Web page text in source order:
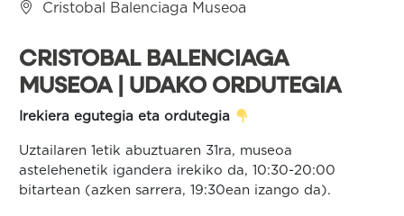
Cristobal Balenciaga Museoa
CRISTOBAL BALENCIAGA
MUSEOA | UDAKO ORDUTEGIA
Irekiera egutegia eta ordutegia
Uztailaren 1etik abuztuaren 31ra, museoa
astelehenetik igandera irekiko da, 10:30-20:00
bitartean (azken sarrera, 19:30ean izango da).